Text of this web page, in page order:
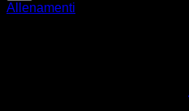
Allenamenti